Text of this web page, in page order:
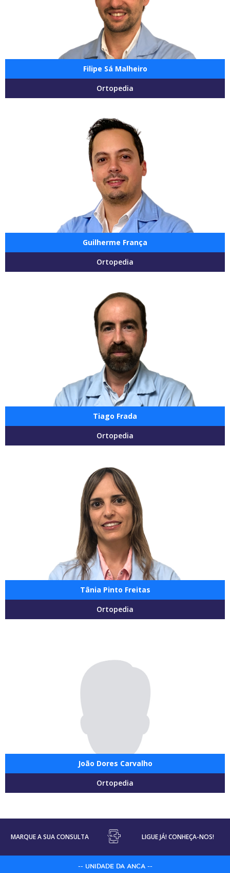
Filipe Sá Malheiro
Ortopedia
Guilherme França
Ortopedia
Tiago Frada
Ortopedia
Tânia Pinto Freitas
Ortopedia
João Dores Carvalho
Ortopedia
MARQUE A SUA CONSULTA LIGUE JÁ! CONHEÇA-NOS!
-- UNIDADE DA ANCA --